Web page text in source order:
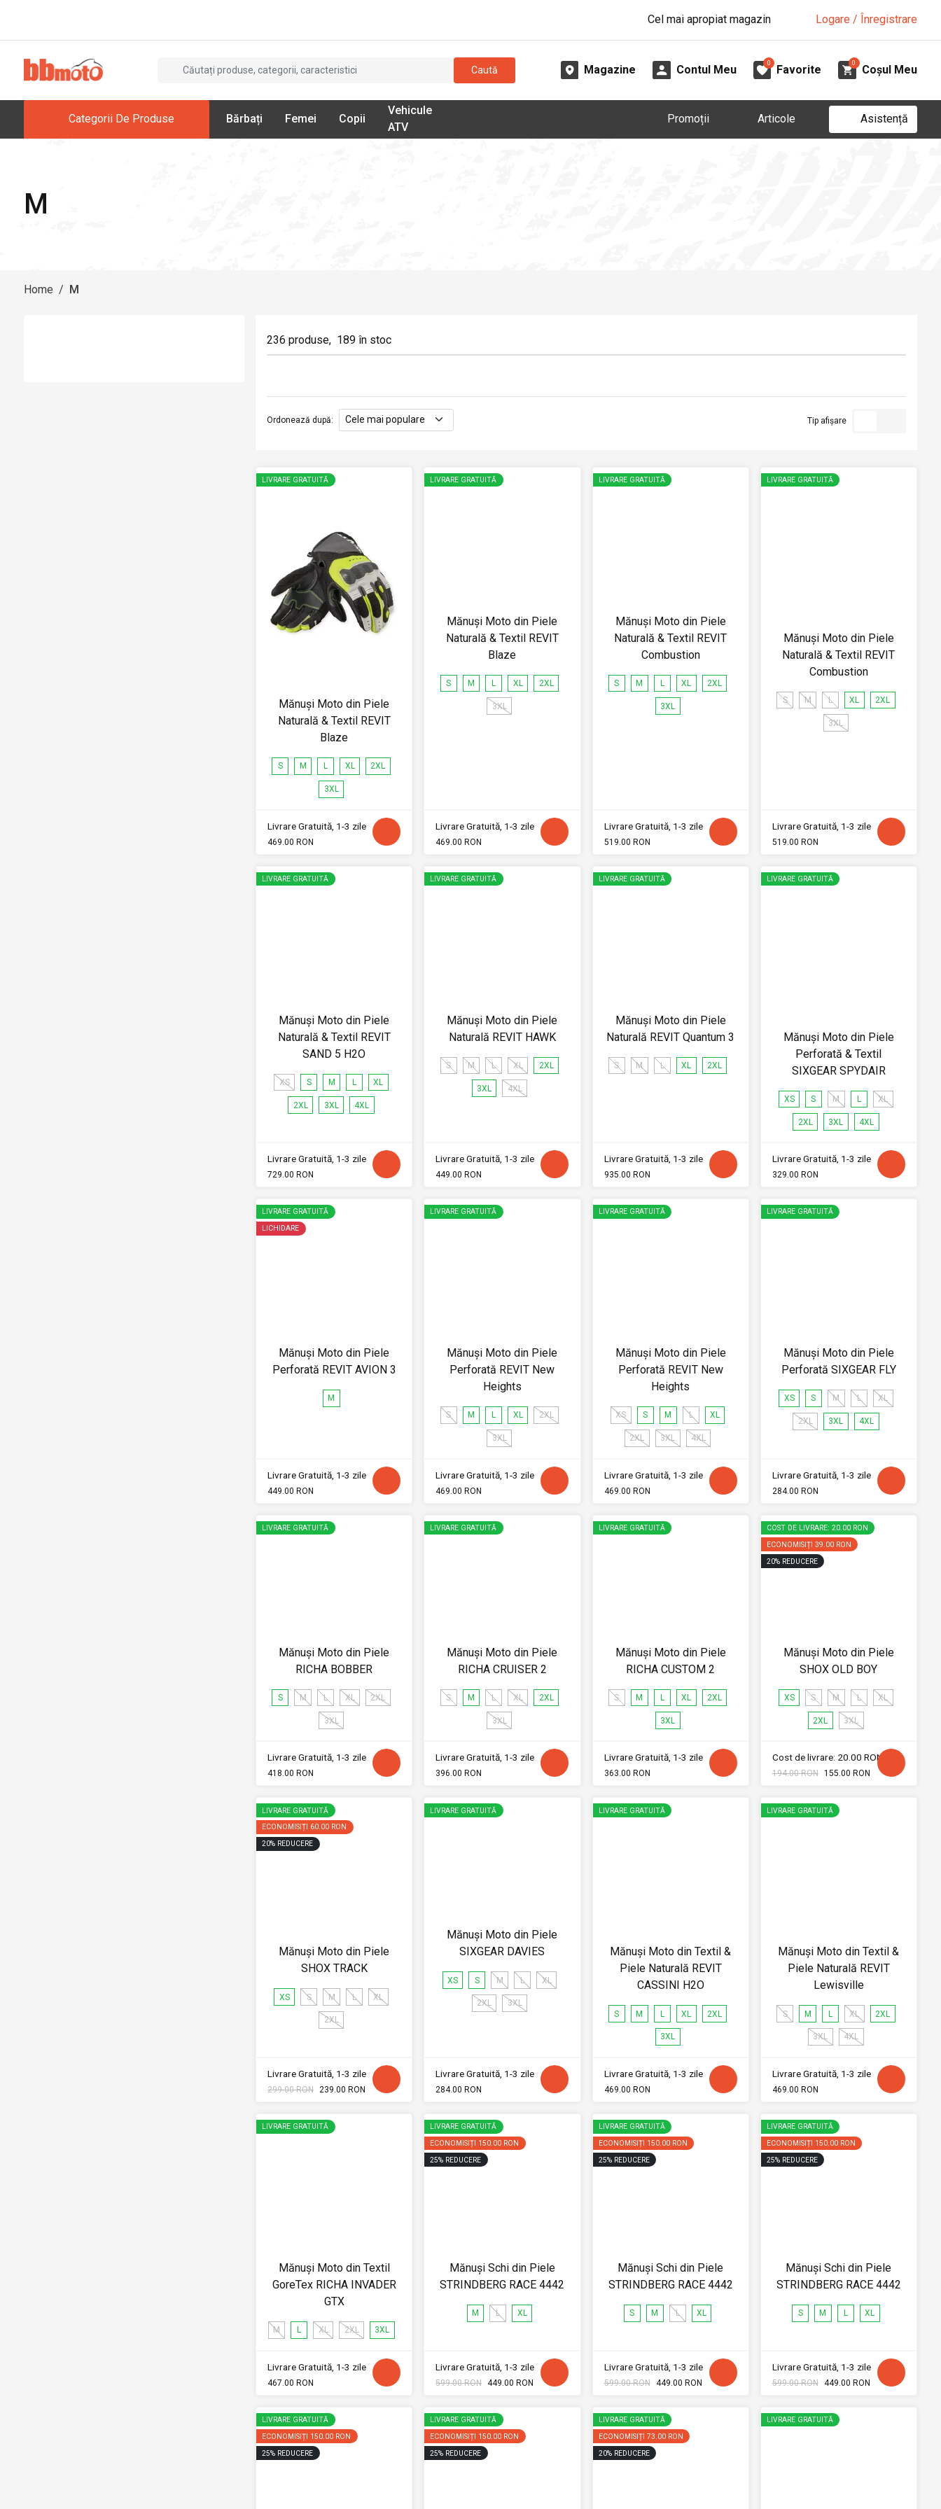
Cel mai apropiat magazin Logare / Înregistrare
Caută Magazine Contul Meu
0
Favorite
0
Coșul Meu
Categorii De Produse Bărbați Femei Copii
Vehicule
ATV
Promoții Articole Asistență
M
Home / M
236 produse, 189 în stoc
Ordonează după: Tip afișare
LIVRARE GRATUITĂ
Mănuși Moto din Piele
Naturală & Textil REVIT
Blaze
S M L XL 2XL
3XL
Livrare Gratuită, 1-3 zile
469.00 RON
LIVRARE GRATUITĂ
Mănuși Moto din Piele
Naturală & Textil REVIT
Blaze
S M L XL 2XL
3XL
Livrare Gratuită, 1-3 zile
469.00 RON
LIVRARE GRATUITĂ
Mănuși Moto din Piele
Naturală & Textil REVIT
Combustion
S M L XL 2XL
3XL
Livrare Gratuită, 1-3 zile
519.00 RON
LIVRARE GRATUITĂ
Mănuși Moto din Piele
Naturală & Textil REVIT
Combustion
S M L XL 2XL
3XL
Livrare Gratuită, 1-3 zile
519.00 RON
LIVRARE GRATUITĂ
Mănuși Moto din Piele
Naturală & Textil REVIT
SAND 5 H2O
XS S M L XL
2XL 3XL 4XL
Livrare Gratuită, 1-3 zile
729.00 RON
LIVRARE GRATUITĂ
Mănuși Moto din Piele
Naturală REVIT HAWK
S M L XL 2XL
3XL 4XL
Livrare Gratuită, 1-3 zile
449.00 RON
LIVRARE GRATUITĂ
Mănuși Moto din Piele
Naturală REVIT Quantum 3
S M L XL 2XL
Livrare Gratuită, 1-3 zile
935.00 RON
LIVRARE GRATUITĂ
Mănuși Moto din Piele
Perforată & Textil
SIXGEAR SPYDAIR
XS S M L XL
2XL 3XL 4XL
Livrare Gratuită, 1-3 zile
329.00 RON
LIVRARE GRATUITĂ
LICHIDARE
Mănuși Moto din Piele
Perforată REVIT AVION 3
M
Livrare Gratuită, 1-3 zile
449.00 RON
LIVRARE GRATUITĂ
Mănuși Moto din Piele
Perforată REVIT New
Heights
S M L XL 2XL
3XL
Livrare Gratuită, 1-3 zile
469.00 RON
LIVRARE GRATUITĂ
Mănuși Moto din Piele
Perforată REVIT New
Heights
XS S M L XL
2XL 3XL 4XL
Livrare Gratuită, 1-3 zile
469.00 RON
LIVRARE GRATUITĂ
Mănuși Moto din Piele
Perforată SIXGEAR FLY
XS S M L XL
2XL 3XL 4XL
Livrare Gratuită, 1-3 zile
284.00 RON
LIVRARE GRATUITĂ
Mănuși Moto din Piele
RICHA BOBBER
S M L XL 2XL
3XL
Livrare Gratuită, 1-3 zile
418.00 RON
LIVRARE GRATUITĂ
Mănuși Moto din Piele
RICHA CRUISER 2
S M L XL 2XL
3XL
Livrare Gratuită, 1-3 zile
396.00 RON
LIVRARE GRATUITĂ
Mănuși Moto din Piele
RICHA CUSTOM 2
S M L XL 2XL
3XL
Livrare Gratuită, 1-3 zile
363.00 RON
COST DE LIVRARE: 20.00 RON
ECONOMISIȚI 39.00 RON
20% REDUCERE
Mănuși Moto din Piele
SHOX OLD BOY
XS S M L XL
2XL 3XL
Cost de livrare: 20.00 RON
194.00 RON 155.00 RON
LIVRARE GRATUITĂ
ECONOMISIȚI 60.00 RON
20% REDUCERE
Mănuși Moto din Piele
SHOX TRACK
XS S M L XL
2XL
Livrare Gratuită, 1-3 zile
299.00 RON 239.00 RON
LIVRARE GRATUITĂ
Mănuși Moto din Piele
SIXGEAR DAVIES
XS S M L XL
2XL 3XL
Livrare Gratuită, 1-3 zile
284.00 RON
LIVRARE GRATUITĂ
Mănuși Moto din Textil &
Piele Naturală REVIT
CASSINI H2O
S M L XL 2XL
3XL
Livrare Gratuită, 1-3 zile
469.00 RON
LIVRARE GRATUITĂ
Mănuși Moto din Textil &
Piele Naturală REVIT
Lewisville
S M L XL 2XL
3XL 4XL
Livrare Gratuită, 1-3 zile
469.00 RON
LIVRARE GRATUITĂ
Mănuși Moto din Textil
GoreTex RICHA INVADER
GTX
M L XL 2XL 3XL
Livrare Gratuită, 1-3 zile
467.00 RON
LIVRARE GRATUITĂ
ECONOMISIȚI 150.00 RON
25% REDUCERE
Mănuși Schi din Piele
STRINDBERG RACE 4442
M L XL
Livrare Gratuită, 1-3 zile
599.00 RON 449.00 RON
LIVRARE GRATUITĂ
ECONOMISIȚI 150.00 RON
25% REDUCERE
Mănuși Schi din Piele
STRINDBERG RACE 4442
S M L XL
Livrare Gratuită, 1-3 zile
599.00 RON 449.00 RON
LIVRARE GRATUITĂ
ECONOMISIȚI 150.00 RON
25% REDUCERE
Mănuși Schi din Piele
STRINDBERG RACE 4442
S M L XL
Livrare Gratuită, 1-3 zile
599.00 RON 449.00 RON
LIVRARE GRATUITĂ
ECONOMISIȚI 150.00 RON
25% REDUCERE
LIVRARE GRATUITĂ
ECONOMISIȚI 150.00 RON
25% REDUCERE
LIVRARE GRATUITĂ
ECONOMISIȚI 73.00 RON
20% REDUCERE
LIVRARE GRATUITĂ